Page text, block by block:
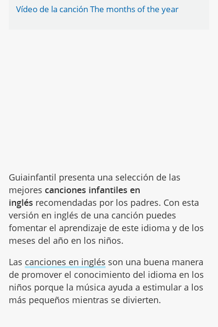
Vídeo de la canción The months of the year
Guiainfantil presenta una selección de las
mejores canciones infantiles en
inglés recomendadas por los padres. Con esta
versión en inglés de una canción puedes
fomentar el aprendizaje de este idioma y de los
meses del año en los niños.
Las canciones en inglés son una buena manera
de promover el conocimiento del idioma en los
niños porque la música ayuda a estimular a los
más pequeños mientras se divierten.